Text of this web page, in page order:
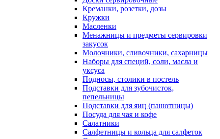
Креманки, розетки, дозы
Кружки
Масленки
Менажницы и предметы сервировки
закусок
Молочники, сливочники, сахарницы
Наборы для специй, соли, масла и
уксуса
Подносы, столики в постель
Подставки для зубочисток,
пепельницы
Подставки для яиц (пашотницы)
Посуда для чая и кофе
Салатники
Салфетницы и кольца для салфеток